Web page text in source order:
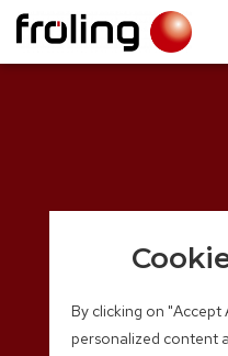
By clicking on
personalized content